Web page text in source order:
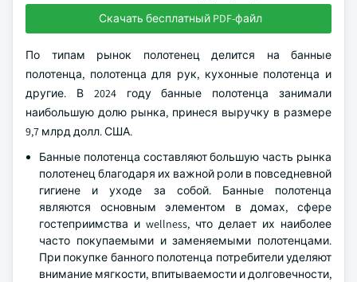
Скачать бесплатный PDF-файл
По типам рынок полотенец делится на банные
полотенца, полотенца для рук, кухонные полотенца и
другие. В 2024 году банные полотенца занимали
наибольшую долю рынка, принеся выручку в размере
9,7 млрд долл. США.
Банные полотенца составляют большую часть рынка
полотенец благодаря их важной роли в повседневной
гигиене и уходе за собой. Банные полотенца
являются основным элементом в домах, сфере
гостеприимства и wellness, что делает их наиболее
часто покупаемыми и заменяемыми полотенцами.
При покупке банного полотенца потребители уделяют
внимание мягкости, впитываемости и долговечности,